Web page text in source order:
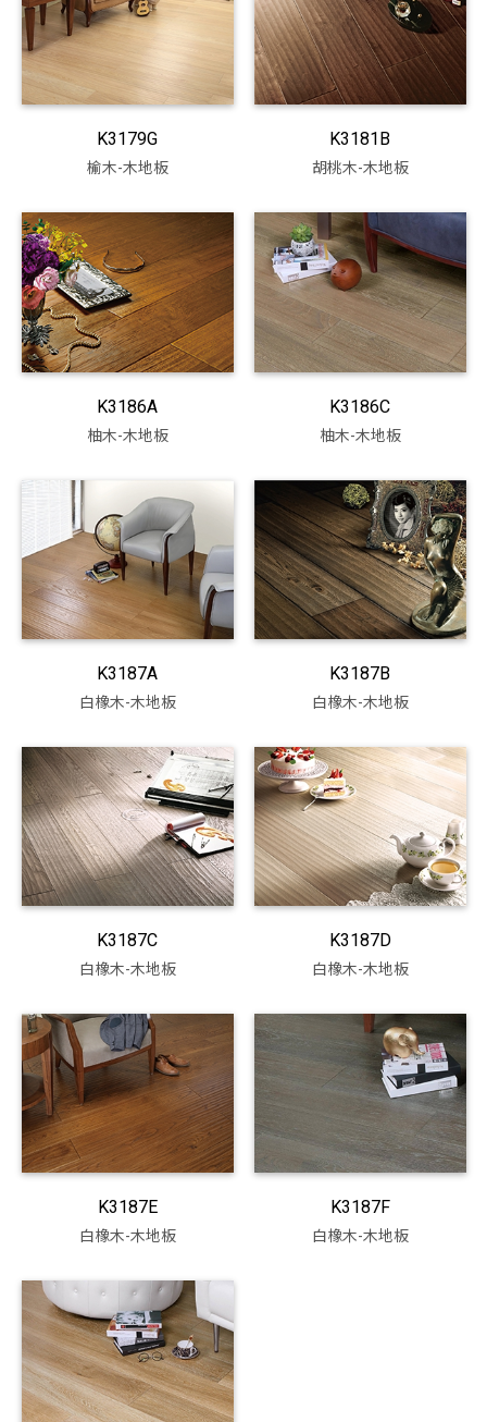
K3179G
榆木-木地板
K3181B
胡桃木-木地板
K3186A
柚木-木地板
K3186C
柚木-木地板
K3187A
白橡木-木地板
K3187B
白橡木-木地板
K3187C
白橡木-木地板
K3187D
白橡木-木地板
K3187E
白橡木-木地板
K3187F
白橡木-木地板